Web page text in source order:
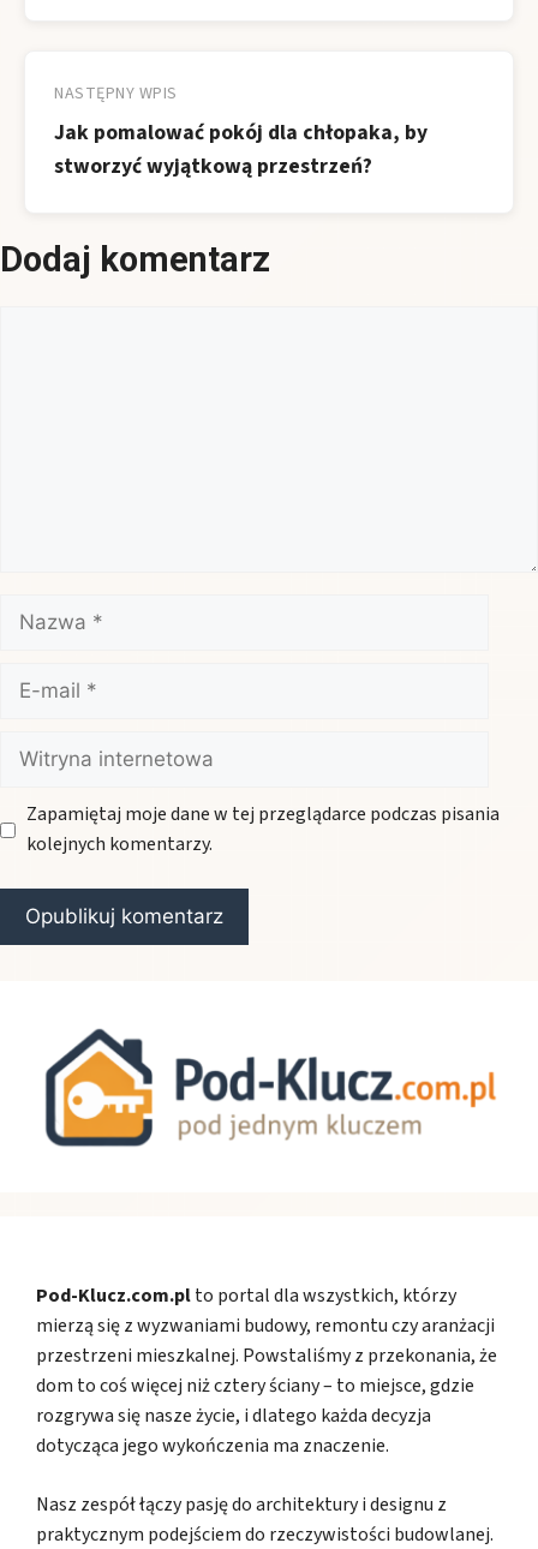
NASTĘPNY WPIS
Jak pomalować pokój dla chłopaka, by
stworzyć wyjątkową przestrzeń?
Dodaj komentarz
Nazwa
mail
Witryna
internetowa
Zapamiętaj moje dane w tej przeglądarce podczas pisania
kolejnych komentarzy.
Pod-Klucz.com.plto portal dla wszystkich, którzy
mierzą się z wyzwaniami budowy, remontu czy aranżacji
przestrzeni mieszkalnej. Powstaliśmy z przekonania, że
dom to coś więcej niż cztery ściany – to miejsce, gdzie
rozgrywa się nasze życie, i dlatego każda decyzja
dotycząca jego wykończenia ma znaczenie.
Nasz zespół łączy pasję do architektury i designu z
praktycznym podejściem do rzeczywistości budowlanej.